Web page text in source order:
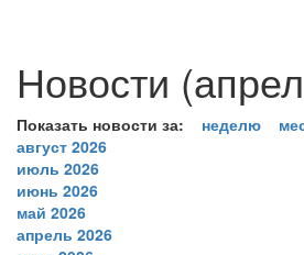
Новости
Показать новости за: неделю
август 2026
июль 2026
июнь 2026
май 2026
апрель 2026